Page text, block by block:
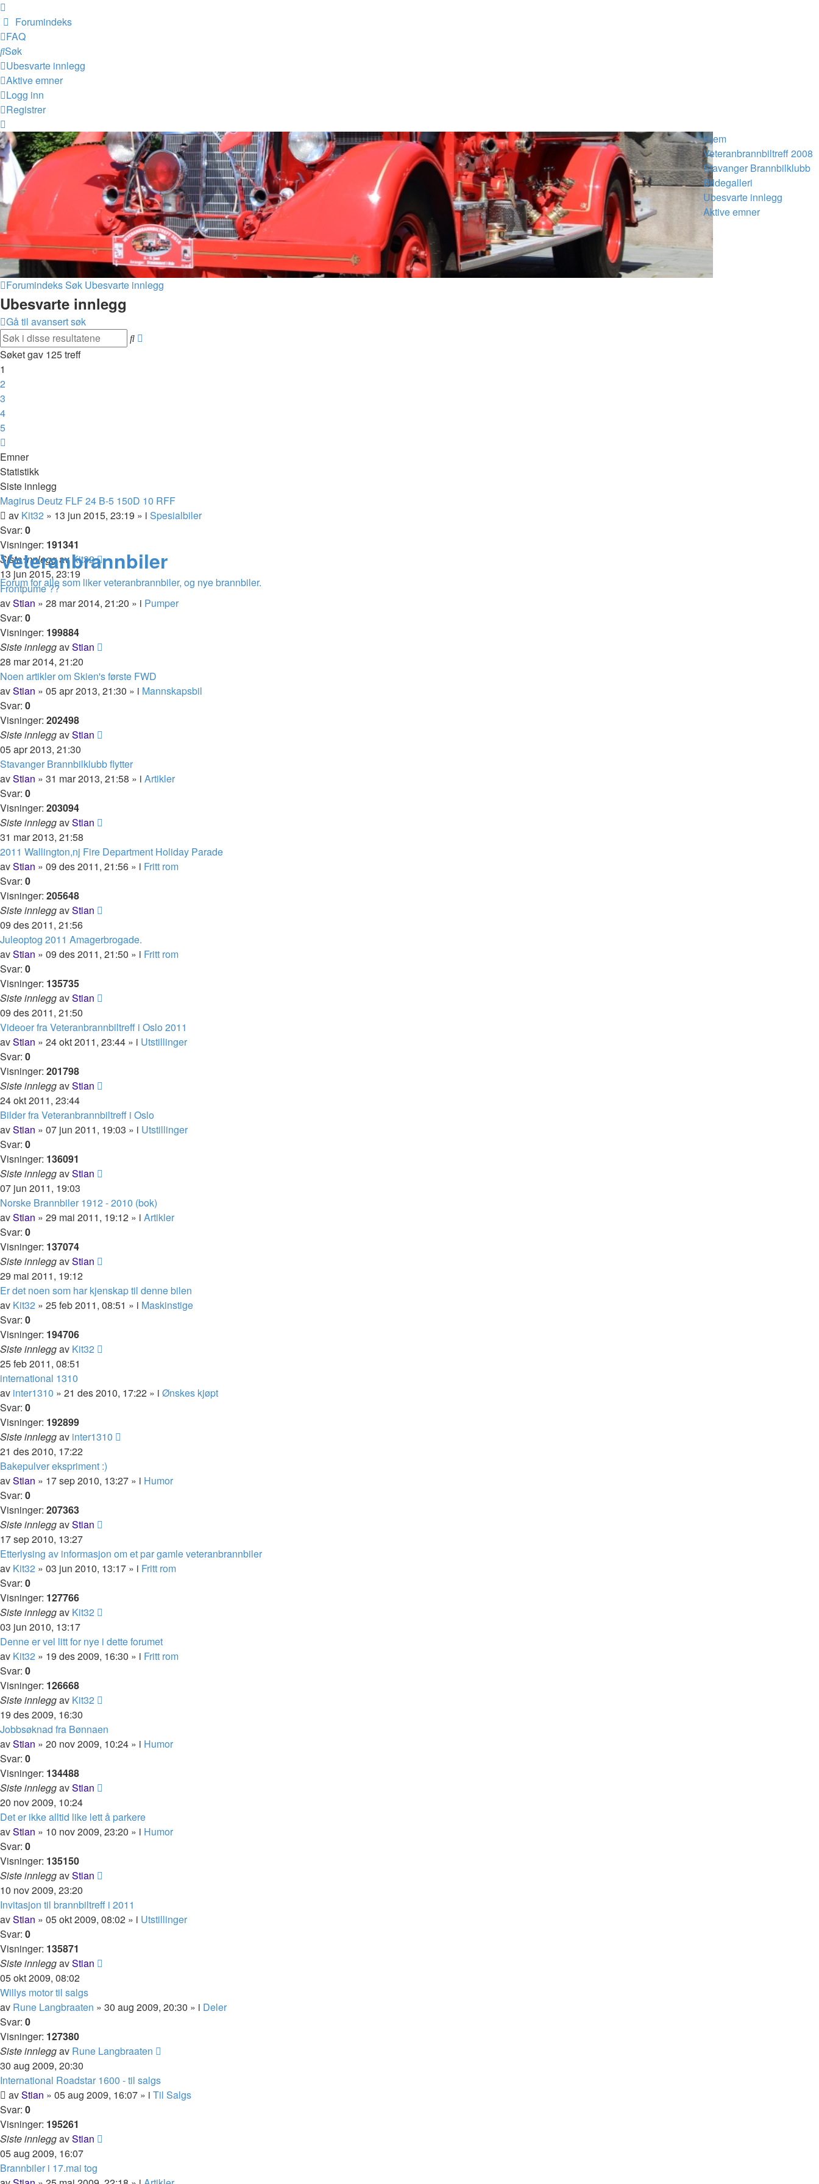
Forumindeks
FAQ
Søk
Ubesvarte innlegg
Aktive emner
Logg inn
Registrer
Hjem
Veteranbrannbiltreff 2008
Stavanger Brannbilklubb
Bildegalleri
Ubesvarte innlegg
Aktive emner
Veteranbrannbiler
Forum for alle som liker veteranbrannbiler, og nye brannbiler.
ForumindeksSøk Ubesvarte innlegg
Ubesvarte innlegg
Gå til avansert søk
Søk
Søket gav 125 treff
1
2
3
4
5
Emner
Statistikk
Siste innlegg
Magirus Deutz FLF 24 B-5 150D 10 RFF
av Kit32 » 13 jun 2015, 23:19 » i Spesialbiler
Svar: 0
Visninger: 191341
Siste innleggavKit32
13 jun 2015, 23:19
Frontpume ??
avStian » 28 mar 2014, 21:20 » i Pumper
Svar: 0
Visninger: 199884
Siste innleggavStian
28 mar 2014, 21:20
Noen artikler om Skien's første FWD
avStian » 05 apr 2013, 21:30 » i Mannskapsbil
Svar: 0
Visninger: 202498
Siste innleggavStian
05 apr 2013, 21:30
Stavanger Brannbilklubb flytter
avStian » 31 mar 2013, 21:58 » i Artikler
Svar: 0
Visninger: 203094
Siste innleggavStian
31 mar 2013, 21:58
2011 Wallington,nj Fire Department Holiday Parade
avStian » 09 des 2011, 21:56 » i Fritt rom
Svar: 0
Visninger: 205648
Siste innleggavStian
09 des 2011, 21:56
Juleoptog 2011 Amagerbrogade.
avStian » 09 des 2011, 21:50 » i Fritt rom
Svar: 0
Visninger: 135735
Siste innleggavStian
09 des 2011, 21:50
Videoer fra Veteranbrannbiltreff i Oslo 2011
avStian » 24 okt 2011, 23:44 » i Utstillinger
Svar: 0
Visninger: 201798
Siste innleggavStian
24 okt 2011, 23:44
Bilder fra Veteranbrannbiltreff i Oslo
avStian » 07 jun 2011, 19:03 » i Utstillinger
Svar: 0
Visninger: 136091
Siste innleggavStian
07 jun 2011, 19:03
Norske Brannbiler 1912 - 2010 (bok)
avStian » 29 mai 2011, 19:12 » i Artikler
Svar: 0
Visninger: 137074
Siste innleggavStian
29 mai 2011, 19:12
Er det noen som har kjenskap til denne bilen
av Kit32 » 25 feb 2011, 08:51 » i Maskinstige
Svar: 0
Visninger: 194706
Siste innleggav Kit32
25 feb 2011, 08:51
international 1310
av inter1310 » 21 des 2010, 17:22 » i Ønskes kjøpt
Svar: 0
Visninger: 192899
Siste innleggav inter1310
21 des 2010, 17:22
Bakepulver ekspriment :)
avStian » 17 sep 2010, 13:27 » i Humor
Svar: 0
Visninger: 207363
Siste innleggavStian
17 sep 2010, 13:27
Etterlysing av informasjon om et par gamle veteranbrannbiler
av Kit32 » 03 jun 2010, 13:17 » i Fritt rom
Svar: 0
Visninger: 127766
Siste innleggav Kit32
03 jun 2010, 13:17
Denne er vel litt for nye i dette forumet
av Kit32 » 19 des 2009, 16:30 » i Fritt rom
Svar: 0
Visninger: 126668
Siste innleggav Kit32
19 des 2009, 16:30
Jobbsøknad fra Bønnaen
avStian » 20 nov 2009, 10:24 » i Humor
Svar: 0
Visninger: 134488
Siste innleggavStian
20 nov 2009, 10:24
Det er ikke alltid like lett å parkere
avStian » 10 nov 2009, 23:20 » i Humor
Svar: 0
Visninger: 135150
Siste innleggavStian
10 nov 2009, 23:20
Invitasjon til brannbiltreff i 2011
avStian » 05 okt 2009, 08:02 » i Utstillinger
Svar: 0
Visninger: 135871
Siste innleggavStian
05 okt 2009, 08:02
Willys motor til salgs
av Rune Langbraaten » 30 aug 2009, 20:30 » i Deler
Svar: 0
Visninger: 127380
Siste innleggav Rune Langbraaten
30 aug 2009, 20:30
International Roadstar 1600 - til salgs
avStian » 05 aug 2009, 16:07 » i Til Salgs
Svar: 0
Visninger: 195261
Siste innleggavStian
05 aug 2009, 16:07
Brannbiler i 17.mai tog